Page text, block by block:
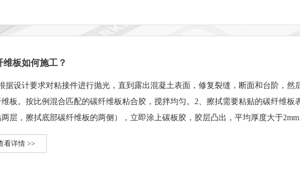
维板如何施工？
据设计要求对粘接件进行抛光，直到露出混凝土表面，修复裂缝，断面和台阶，然
板。按比例混合匹配的碳纤维板粘合胶，搅拌均匀。2、擦拭需要粘贴的碳纤维板
层，擦拭底部碳纤维板的两侧），立即涂上碳板胶，胶层凸出，平均厚度大于
板轻轻压在抛光混凝土表···
看详情 >>